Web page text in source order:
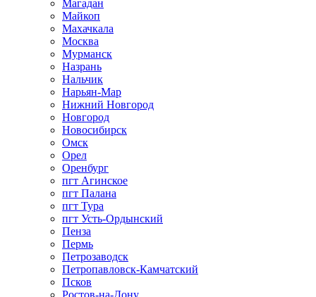
Магадан
Майкоп
Махачкала
Москва
Мурманск
Назрань
Нальчик
Нарьян-Мар
Нижний Новгород
Новгород
Новосибирск
Омск
Орел
Оренбург
пгт Агинское
пгт Палана
пгт Тура
пгт Усть-Ордынский
Пенза
Пермь
Петрозаводск
Петропавловск-Камчатский
Псков
Ростов-на-Дону